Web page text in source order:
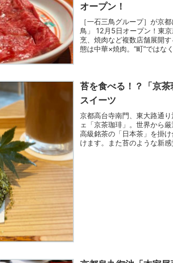
オープン！
［一石三鳥グループ］が京
鳥」 12月5日オープン！東
烹、焼肉など複数店舗展開
態は中華×焼肉。“町”ではな
苔を食べる！？「京
スイーツ
京都高台寺南門、東大路通
ェ「京茶珈琲」。世界から
高級銘茶の「日本茶」を掛
けます。また苔のような新